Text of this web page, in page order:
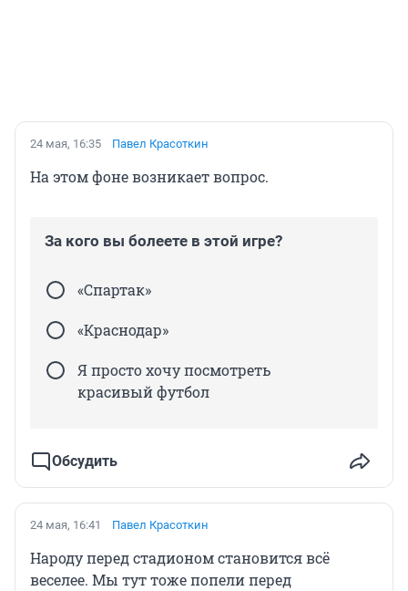
24 мая, 16:35 Павел Красоткин
На этом фоне возникает вопрос.
За кого вы болеете в этой игре?
«Спартак»
«Краснодар»
Я просто хочу посмотреть
красивый футбол
Обсудить
24 мая, 16:41 Павел Красоткин
Народу перед стадионом становится всё
веселее. Мы тут тоже попели перед